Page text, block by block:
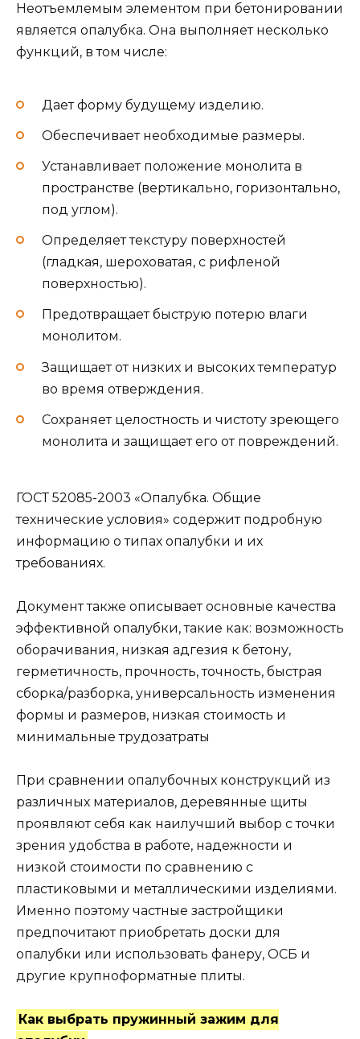
Неотъемлемым элементом при бетонировании
является опалубка. Она выполняет несколько
функций, в том числе:
Дает форму будущему изделию.
Обеспечивает необходимые размеры.
Устанавливает положение монолита в
пространстве (вертикально, горизонтально,
под углом).
Определяет текстуру поверхностей
(гладкая, шероховатая, с рифленой
поверхностью).
Предотвращает быструю потерю влаги
монолитом.
Защищает от низких и высоких температур
во время отверждения.
Сохраняет целостность и чистоту зреющего
монолита и защищает его от повреждений.
ГОСТ 52085-2003 «Опалубка. Общие
технические условия» содержит подробную
информацию о типах опалубки и их
требованиях.
Документ также описывает основные качества
эффективной опалубки, такие как: возможность
оборачивания, низкая адгезия к бетону,
герметичность, прочность, точность, быстрая
сборка/разборка, универсальность изменения
формы и размеров, низкая стоимость и
минимальные трудозатраты
При сравнении опалубочных конструкций из
различных материалов, деревянные щиты
проявляют себя как наилучший выбор с точки
зрения удобства в работе, надежности и
низкой стоимости по сравнению с
пластиковыми и металлическими изделиями.
Именно поэтому частные застройщики
предпочитают приобретать доски для
опалубки или использовать фанеру, ОСБ и
другие крупноформатные плиты.
Как выбрать пружинный зажим для